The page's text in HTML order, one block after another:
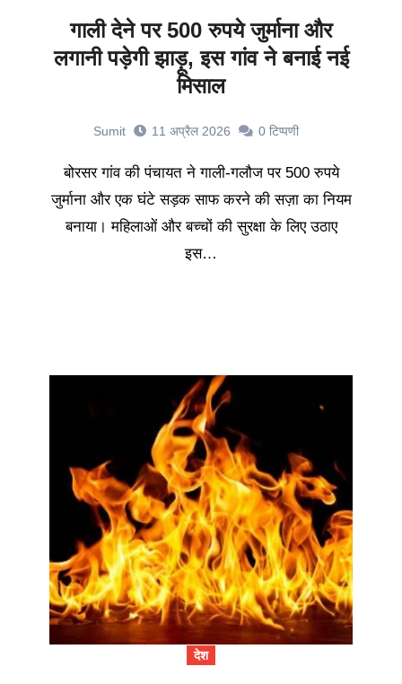
गाली देने पर 500 रुपये जुर्माना और
लगानी पड़ेगी झाड़ू, इस गांव ने बनाई नई
मिसाल
Sumit 11 अप्रैल 2026 0 टिप्पणी
बोरसर गांव की पंचायत ने गाली-गलौज पर 500 रुपये
जुर्माना और एक घंटे सड़क साफ करने की सज़ा का नियम
बनाया। महिलाओं और बच्चों की सुरक्षा के लिए उठाए
इस…
देश